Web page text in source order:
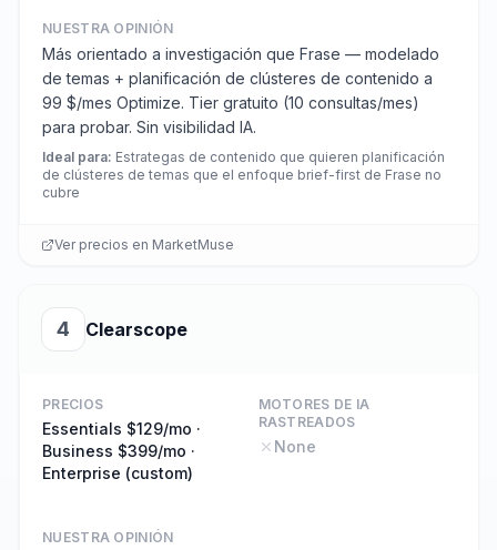
NUESTRA OPINIÓN
Más orientado a investigación que Frase — modelado
de temas + planificación de clústeres de contenido a
99 $/mes Optimize. Tier gratuito (10 consultas/mes)
para probar. Sin visibilidad IA.
Ideal para: Estrategas de contenido que quieren planificación
de clústeres de temas que el enfoque brief-first de Frase no
cubre
Ver precios en MarketMuse
4 Clearscope
PRECIOS
Essentials $129/mo ·
Business $399/mo ·
Enterprise (custom)
MOTORES DE IA
RASTREADOS
None
NUESTRA OPINIÓN